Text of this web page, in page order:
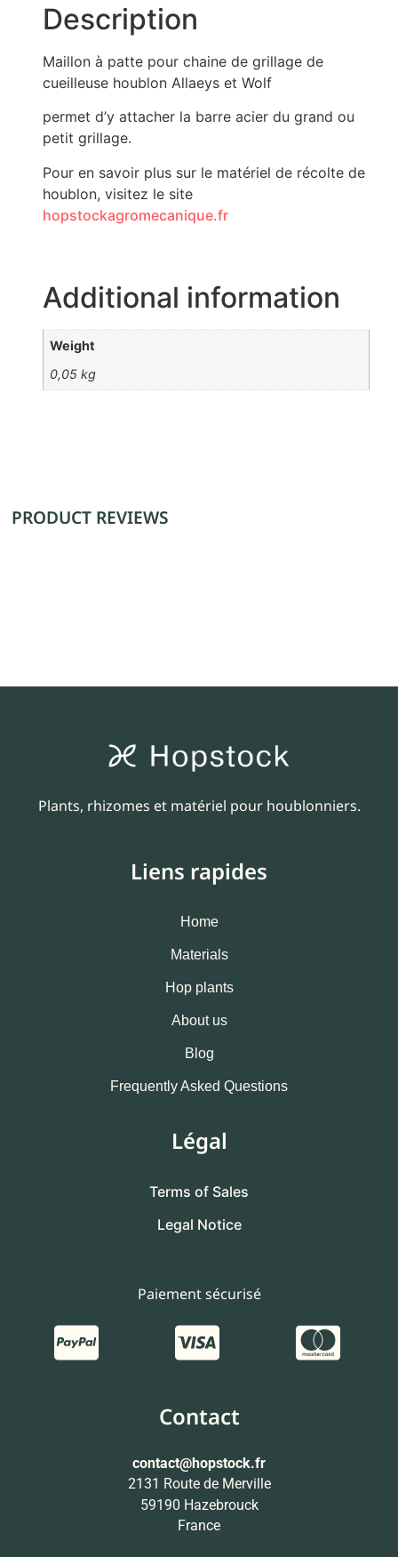
Description
Maillon à patte pour chaine de grillage de
cueilleuse houblon Allaeys et Wolf
permet d’y attacher la barre acier du grand ou
petit grillage.
Pour en savoir plus sur le matériel de récolte de
houblon, visitez le site
hopstockagromecanique.fr
Additional information
Weight
0,05 kg
PRODUCT REVIEWS
Plants, rhizomes et matériel pour houblonniers.
Liens rapides
Home
Materials
Hop plants
About us
Blog
Frequently Asked Questions
Légal
Terms of Sales
Legal Notice
Paiement sécurisé
Contact
contact@hopstock.fr
2131 Route de Merville
59190 Hazebrouck
France